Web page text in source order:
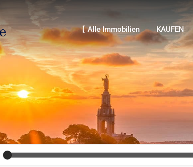
【 Alle Immobilien
【 Alle Immobilien
KAUFEN